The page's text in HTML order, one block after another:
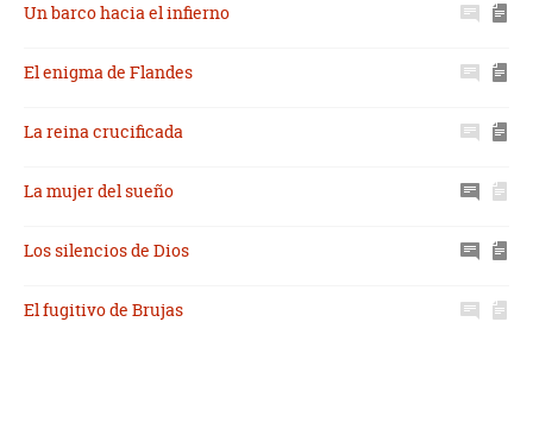
Un barco hacia el infierno
El enigma de Flandes
La reina crucificada
La mujer del sueño
Los silencios de Dios
El fugitivo de Brujas